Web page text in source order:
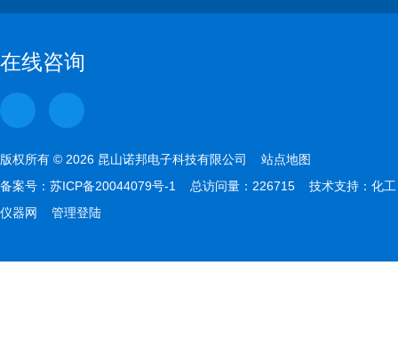
在线咨询
版权所有 © 2026 昆山诺邦电子科技有限公司 站点地图
备案号： 苏ICP备20044079号-1 总访问量：226715 技术支持： 化工
仪器网
管理登陆